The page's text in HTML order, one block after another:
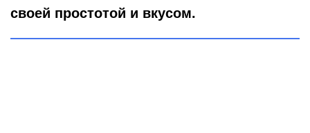
своей простотой и вкусом.